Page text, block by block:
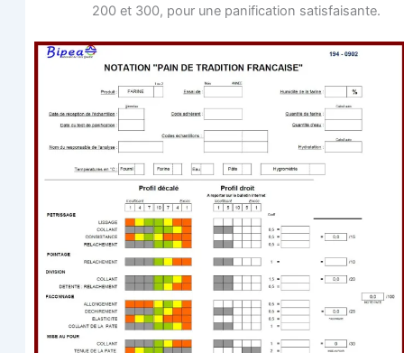
200 et 300, pour une pani­fi­ca­tion satisfaisante.